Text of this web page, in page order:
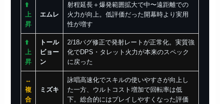
⬆️
上
昇
エムレ
射程延長＋爆発範囲拡大で中〜遠距離での
火力が向上。低評価だった開幕時より実用
性が増す
⬆️
上
昇
トール
ビョー
ン
2/18バグ修正で発射レートが正常化。実質強
化でDPS・タレット火力が本来のスペック
に戻った
↔️
複
合
ミズキ
詠唱高速化でスキルの使いやすさが向上し
た一方、ウルトコスト増加で回転率は低
下。総合的にはプレイしやすくなった評価